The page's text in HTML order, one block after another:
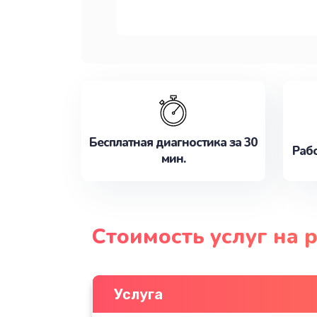
Бесплатная диагностика за 30
мин.
Стоимость услуг на
Услуга